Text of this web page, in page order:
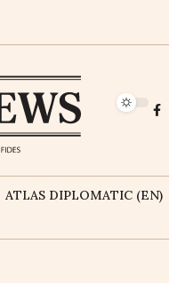
ATLAS DIPLOMATIC (EN)